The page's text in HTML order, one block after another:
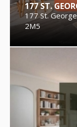
177 ST.
177 St.
2M5